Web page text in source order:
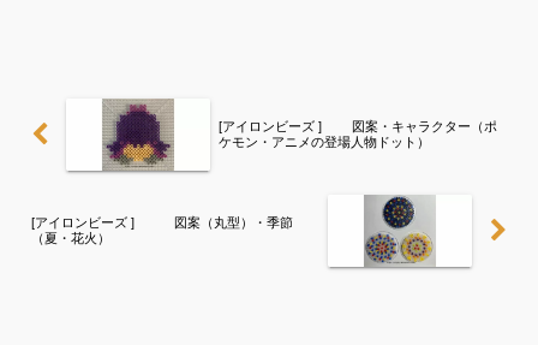
[アイロンビーズ ] 図案・キャラクター（ポ
ケモン・アニメの登場人物ドット）
[アイロンビーズ ] 図案（丸型）・季節
（夏・花火）